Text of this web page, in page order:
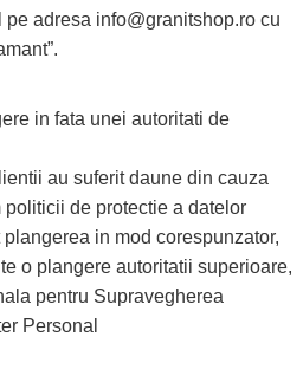
adresa info@granitshop.ro cu
in fata unei autoritati de
au suferit daune din cauza
de protectie a datelor
in mod corespunzator,
o plangere autoritatii superioare,
pentru Supravegherea
Personal